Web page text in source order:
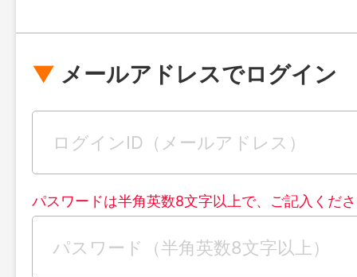
メールアドレスでログイン
パスワードは半角英数8文字以上で、ご記入くだ